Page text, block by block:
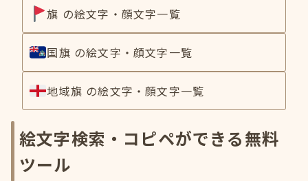
旗 の絵文字・顔文字一覧
国旗 の絵文字・顔文字一覧
地域旗 の絵文字・顔文字一覧
絵文字検索・コピペができる無料
ツール